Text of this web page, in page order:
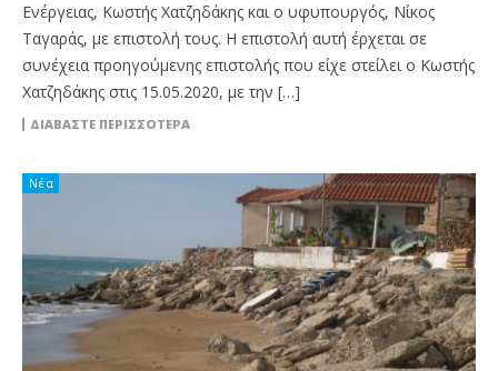
Ενέργειας, Κωστής Χατζηδάκης και ο υφυπουργός, Νίκος
Ταγαράς, με επιστολή τους. Η επιστολή αυτή έρχεται σε
συνέχεια προηγούμενης επιστολής που είχε στείλει ο Κωστής
Χατζηδάκης στις 15.05.2020, με την […]
ΔΙΑΒΆΣΤΕ ΠΕΡΙΣΣΌΤΕΡΑ
Νέα